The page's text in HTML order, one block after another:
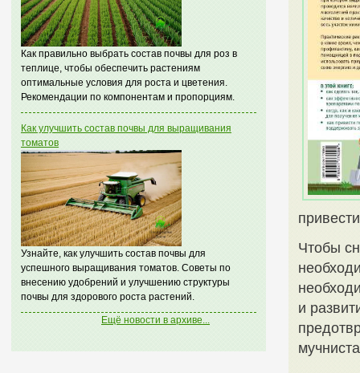
Как правильно выбрать состав почвы для роз в
теплице, чтобы обеспечить растениям
оптимальные условия для роста и цветения.
Рекомендации по компонентам и пропорциям.
Как улучшить состав почвы для выращивания
томатов
Узнайте, как улучшить состав почвы для
успешного выращивания томатов. Советы по
внесению удобрений и улучшению структуры
почвы для здорового роста растений.
Ещё новости в архиве...
Чтобы
и